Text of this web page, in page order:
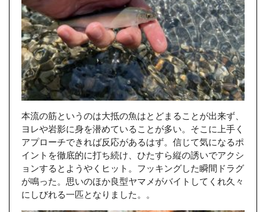
本流の筋というのは大抵の魚はとどまることが出来ず、
ヨレや岩影に身を潜めていることが多い。そこに上手く
アプローチできれば反応があるはず。信じて気になるポ
イントを徹底的に打ち続け、ひたすら縦の誘いでアクシ
ョンするとようやくヒット。フッキングした瞬間ドラグ
が鳴った。思いのほか良型ヤマメがバイトしてくれ久々
にしびれる一匹となりました。。